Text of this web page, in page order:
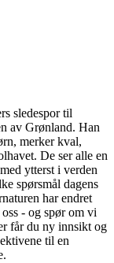
sledespor til
av Grønland. Han
merker kval,
De ser alle en
ytterst i verden
spørsmål dagens
har endret
- og spør om vi
får du ny innsikt og
til en